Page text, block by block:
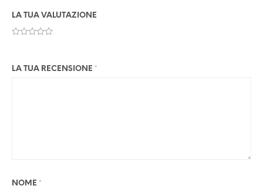
LA TUA VALUTAZIONE
LA TUA RECENSIONE *
NOME *